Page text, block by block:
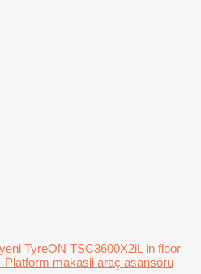
yeni TyreON TSC3600X2iL in floor
makasli araç asansörü